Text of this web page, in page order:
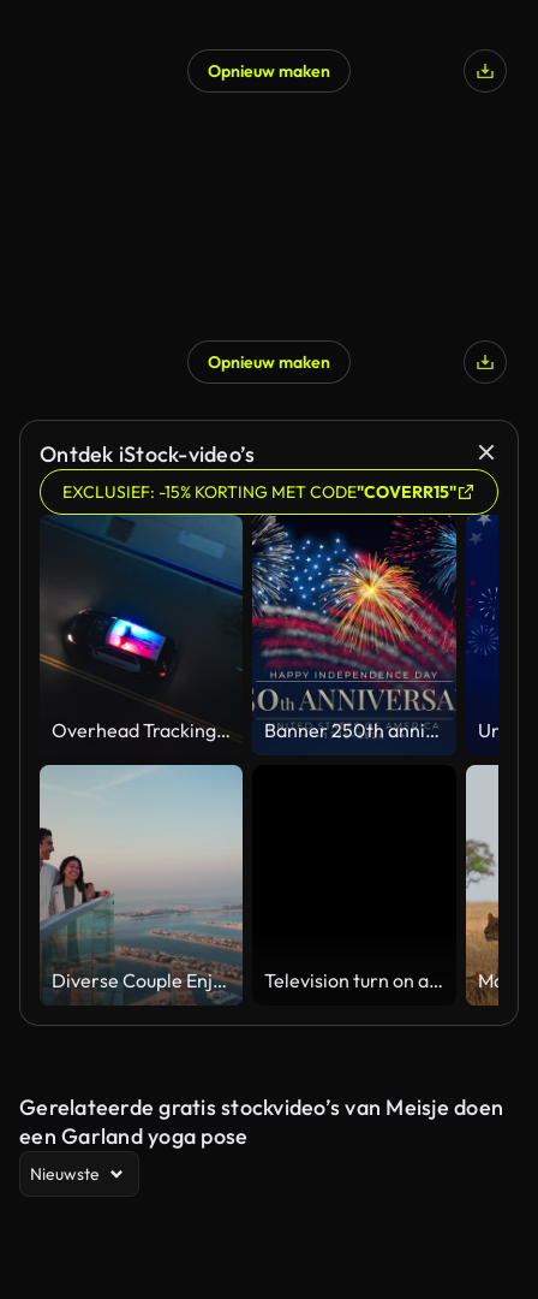
Opnieuw maken
Opnieuw maken
Ontdek iStock-video’s
EXCLUSIEF: -15% KORTING MET CODE"COVERR15"
Overhead Tracking Drone Shot of a Police Car Driving on a City Street with Lights On at Night Banner 250th anniversary of the USA. 250 years of independence. 4th of july 2026 usa independence day, video greeting card. US flag fireworks on blue sky background. Fourth of july. 4k seamless loop
Diverse Couple Enjoying Sunset Views from High Rise Sky Deck Overlooking Palm Jumeirah Television turn on and off. Switch on tv effect, switch off tv effect. Turn on Lcd TV effect, turn off TV effect . Led Tv on and off on black background
Gerelateerde gratis stockvideo’s van Meisje doen
een Garland yoga pose
Nieuwste